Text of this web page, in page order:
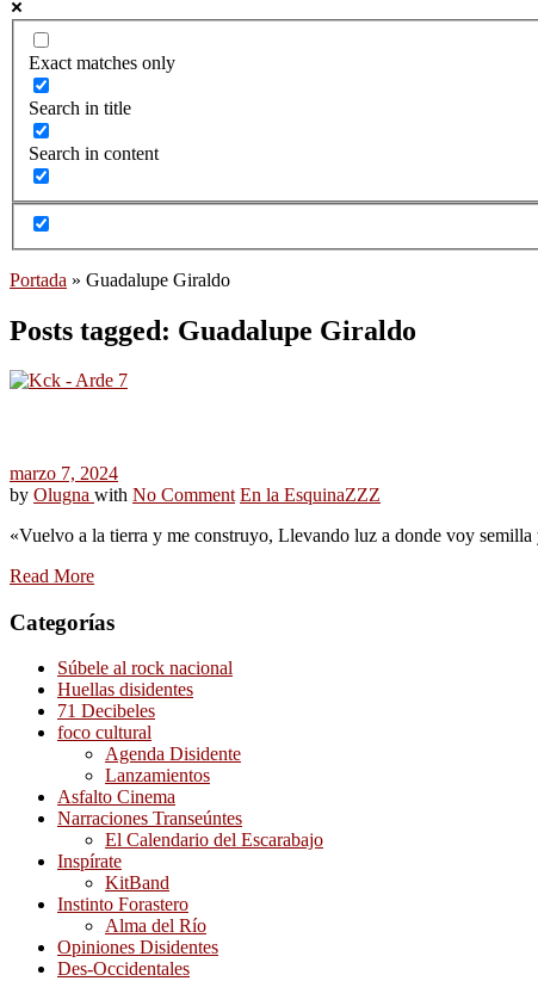
Exact matches only
Search in title
Search in content
Portada » Guadalupe Giraldo
Posts tagged: Guadalupe Giraldo
marzo 7, 2024
by Olugna with No Comment En la EsquinaZZZ
«Vuelvo a la tierra y me construyo, Llevando luz a donde voy semilla
Read More
Categorías
Súbele al rock nacional
Huellas disidentes
71 Decibeles
foco cultural
Agenda Disidente
Lanzamientos
Asfalto Cinema
Narraciones Transeúntes
El Calendario del Escarabajo
Inspírate
KitBand
Instinto Forastero
Alma del Río
Opiniones Disidentes
Des-Occidentales